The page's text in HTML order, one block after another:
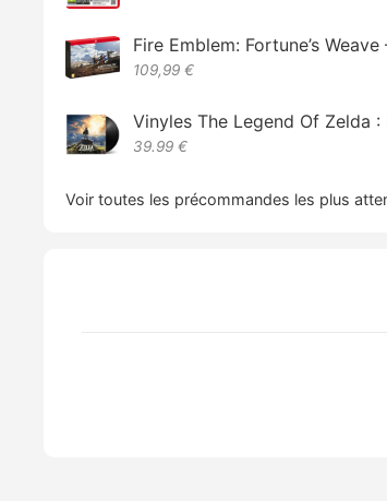
Fire Emblem: Fortune’s
109,99 €
Vinyles The Legend Of Zelda
39.99 €
Voir toutes les précommandes les plus